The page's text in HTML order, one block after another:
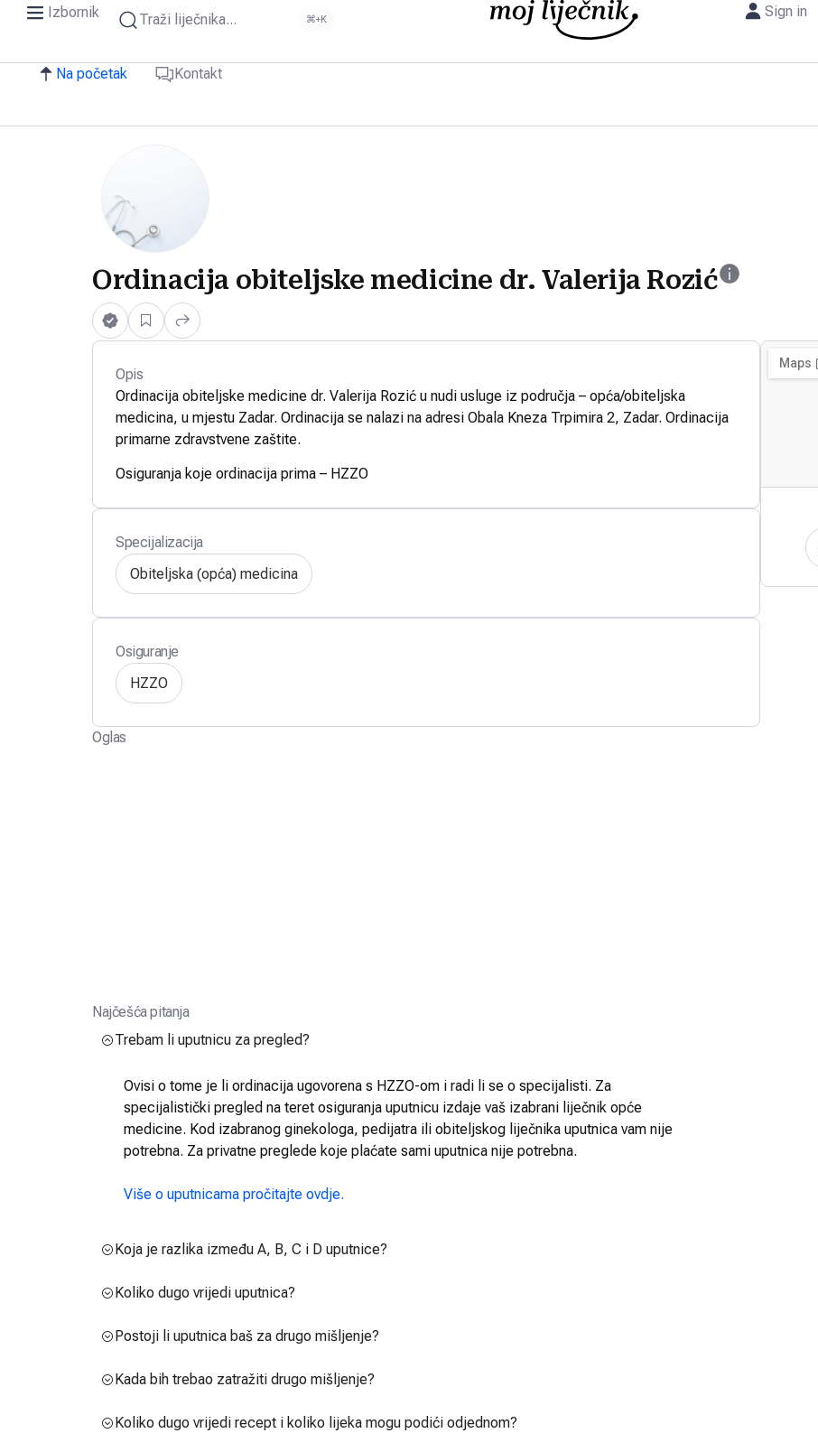
Izbornik Traži liječnika... ⌘+K Sign in
Na početak Kontakt
Ordinacija obiteljske medicine dr. Valerija Rozić
Opis
Ordinacija obiteljske medicine dr. Valerija Rozić u nudi usluge iz područja – opća/obiteljska
medicina, u mjestu Zadar. Ordinacija se nalazi na adresi Obala Kneza Trpimira 2, Zadar. Ordinacija
primarne zdravstvene zaštite.
Osiguranja koje ordinacija prima – HZZO
Specijalizacija
Obiteljska (opća) medicina
Osiguranje
HZZO
Oglas
Najčešća pitanja
Trebam li uputnicu za pregled?
Ovisi o tome je li ordinacija ugovorena s HZZO-om i radi li se o specijalisti. Za
specijalistički pregled na teret osiguranja uputnicu izdaje vaš izabrani liječnik opće
medicine. Kod izabranog ginekologa, pedijatra ili obiteljskog liječnika uputnica vam nije
potrebna. Za privatne preglede koje plaćate sami uputnica nije potrebna.
Više o uputnicama pročitajte ovdje.
Koja je razlika između A, B, C i D uputnice?
Koliko dugo vrijedi uputnica?
Postoji li uputnica baš za drugo mišljenje?
Kada bih trebao zatražiti drugo mišljenje?
Koliko dugo vrijedi recept i koliko lijeka mogu podići odjednom?